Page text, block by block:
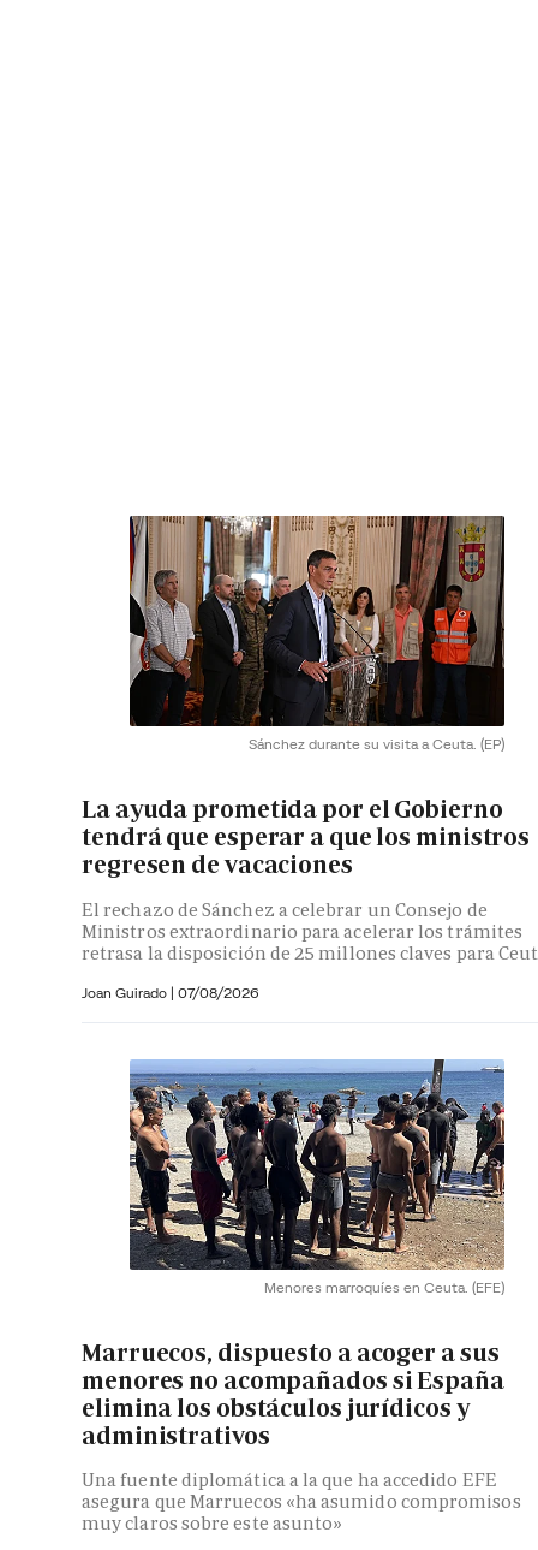
Sánchez durante su visita a Ceuta. (EP)
La ayuda prometida por el Gobierno
tendrá que esperar a que los ministros
regresen de vacaciones
El rechazo de Sánchez a celebrar un Consejo de
Ministros extraordinario para acelerar los trámites
retrasa la disposición de 25 millones claves para
Joan Guirado | 07/08/2026
Menores marroquíes en Ceuta. (EFE)
Marruecos, dispuesto a acoger a sus
menores no acompañados si España
elimina los obstáculos jurídicos y
administrativos
Una fuente diplomática a la que ha accedido EFE
asegura que Marruecos «ha asumido compromisos
muy claros sobre este asunto»